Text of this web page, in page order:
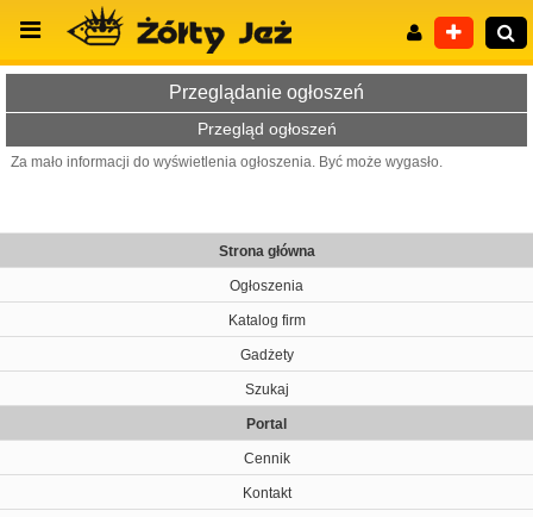
Przeglądanie ogłoszeń
Przegląd ogłoszeń
Za mało informacji do wyświetlenia ogłoszenia. Być może wygasło.
Strona główna
Ogłoszenia
Katalog firm
Gadżety
Szukaj
Portal
Cennik
Kontakt